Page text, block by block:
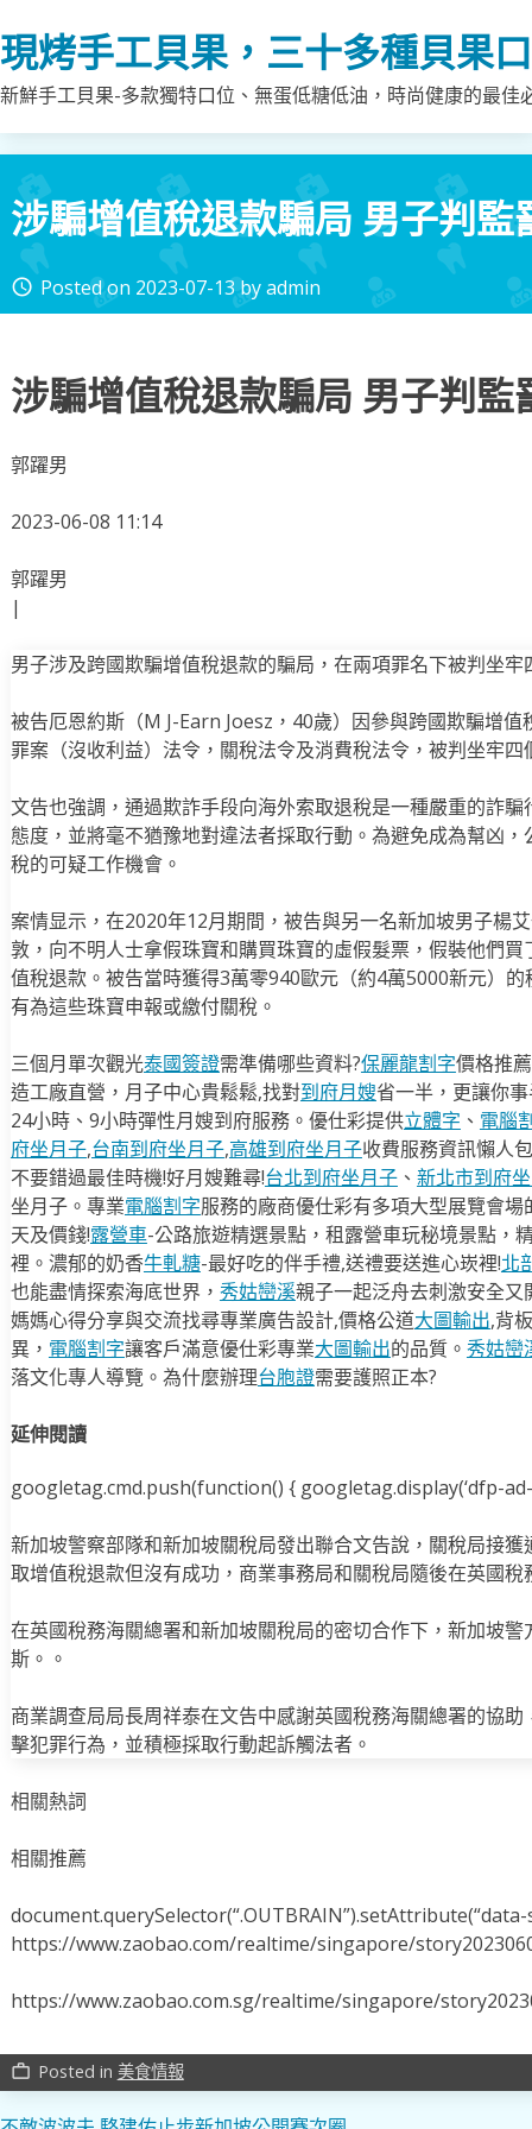
to
content
現烤手工貝果，三十多種貝果
新鮮手工貝果-多款獨特口位、無蛋低糖低油，時尚健康的最
涉騙增值稅退款騙局 男子判監
access_time Posted on 2023-07-13byadmin
涉騙增值稅退款騙局 男子判監
郭躍男
2023-06-08 11:14
郭躍男
|
男子涉及跨國欺騙增值稅退款的騙局，在兩項罪名下被判坐
被告厄恩約斯（M J-Earn Joesz，40歲）因參與跨國欺騙增
罪案（沒收利益）法令，關稅法令及消費稅法令，被判坐牢
文告也強調，通過欺詐手段向海外索取退稅是一種嚴重的詐
態度，並將毫不猶豫地對違法者採取行動。為避免成為幫凶
稅的可疑工作機會。
案情显示，在2020年12月期間，被告與另一名新加坡男子楊
敦，向不明人士拿假珠寶和購買珠寶的虛假髮票，假裝他們
值稅退款。被告當時獲得3萬零940歐元（約4萬5000新元）
有為這些珠寶申報或繳付關稅。
三個月單次觀光泰國簽證需準備哪些資料?保麗龍割字價格推
造工廠直營，月子中心貴鬆鬆,找對到府月嫂省一半，更讓你
24小時、9小時彈性月嫂到府服務。優仕彩提供立體字 、 電腦
府坐月子,台南到府坐月子,高雄到府坐月子收費服務資訊懶人
不要錯過最佳時機!好月嫂難尋!台北到府坐月子、 新北市到府
坐月子。專業電腦割字服務的廠商優仕彩有多項大型展覽會場
天及價錢!露營車-公路旅遊精選景點，租露營車玩秘境景點，
裡。濃郁的奶香牛軋糖-最好吃的伴手禮,送禮要送進心崁裡!北
也能盡情探索海底世界， 秀姑巒溪親子一起泛舟去​刺激安全
媽媽心得分享與交流找尋專業廣告設計,價格公道大圖輸出,背
異， 電腦割字讓客戶滿意優仕彩專業大圖輸出的品質。 秀姑巒
落文化專人導覽。為什麼辦理台胞證需要護照正本?
延伸閱讀
googletag.cmd.push(function() { googletag.display(‘dfp-ad-
新加坡警察部隊和新加坡關稅局發出聯合文告說，關稅局接
取增值稅退款但沒有成功，商業事務局和關稅局隨後在英國
在英國稅務海關總署和新加坡關稅局的密切合作下，新加坡
斯。。
商業調查局局長周祥泰在文告中感謝英國稅務海關總署的協
擊犯罪行為，並積極採取行動起訴觸法者。
相關熱詞
相關推薦
document.querySelector(“.OUTBRAIN”).setAttribute(“data-
https://www.zaobao.com/realtime/singapore/
https://www.zaobao.com.sg/realtime/singapore/
work_outline Posted in 美食情報